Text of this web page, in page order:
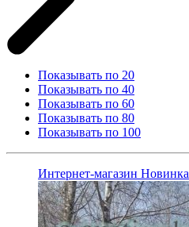
Показывать по 20
Показывать по 40
Показывать по 60
Показывать по 80
Показывать по 100
Интернет-магазин Новинка